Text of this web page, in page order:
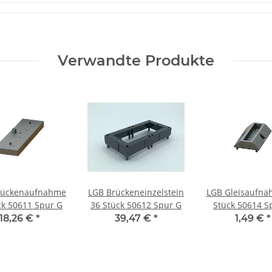
Verwandte Produkte
50611 Spur G
18,26 € *
LGB Brückeneinzelstein
36 Stück 50612 Spur G
39,47 € *
LGB
Stück 50614
1,49 € *